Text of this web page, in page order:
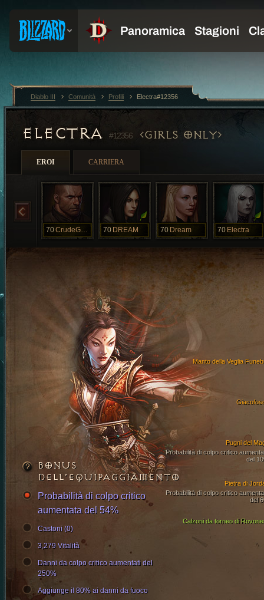
ELECTRA #12356 GIRLS ONLY
EROI CARRIERA
70 CrudeGunner 70 DREAM 70 Dream 70 Electra
Pugni del
Probabilità di colpo critico
del
Manto della Veglia
Calzoni da torneo di
Pietra di
Probabilità di colpo critico
del
BONUS
DELL’EQUIPAGGIAMENTO
Probabilità di colpo critico
aumentata del 54%
Castoni (0)
3,279 Vitalità
Danni da colpo critico aumentati del
250%
Aggiunge il 80% ai danni da fuoco
Diablo III Comunità Profili Electra#12356